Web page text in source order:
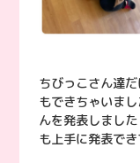
ちびっこさん達
もできちゃいま
んを発表しまし
も上手に発表で